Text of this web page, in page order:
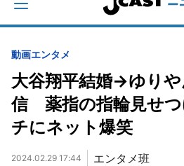
動画エンタメ
大谷翔平結婚→ゆり
信 薬指の指輪見せ
チにネット爆笑
2024.02.29 17:44 エンタメ班